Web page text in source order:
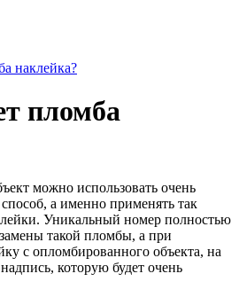
наклейка?
пломба
можно использовать очень
а именно применять так
Уникальный номер полностью
такой пломбы, а при
с опломбированного объекта, на
которую будет очень